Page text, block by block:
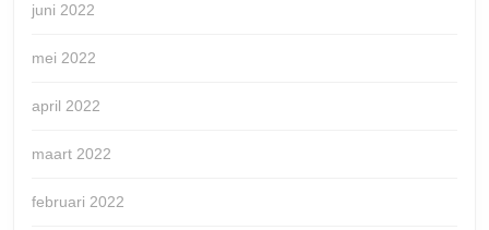
juni 2022
mei 2022
april 2022
maart 2022
februari 2022